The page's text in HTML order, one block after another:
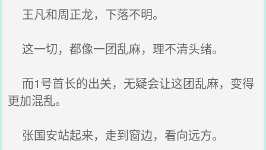
王凡和周正龙，下落不明。
这一切，都像一团乱麻，理不清头绪。
而1号首长的出关，无疑会让这团乱麻，变得
更加混乱。
张国安站起来，走到窗边，看向远方。